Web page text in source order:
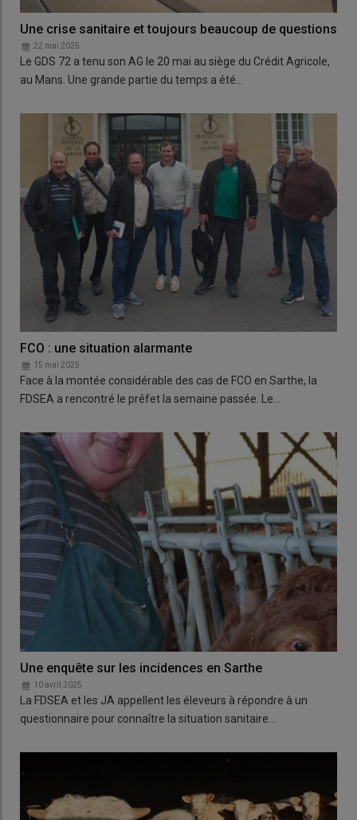
Une crise sanitaire et toujours beaucoup de questions
22 mai 2025
Le GDS 72 a tenu son AG le 20 mai au siège du Crédit Agricole,
au Mans. Une grande partie du temps a été…
FCO : une situation alarmante
15 mai 2025
Face à la montée considérable des cas de FCO en Sarthe, la
FDSEA a rencontré le préfet la semaine passée. Le…
Une enquête sur les incidences en Sarthe
10 avril 2025
La FDSEA et les JA appellent les éleveurs à répondre à un
questionnaire pour connaître la situation sanitaire…